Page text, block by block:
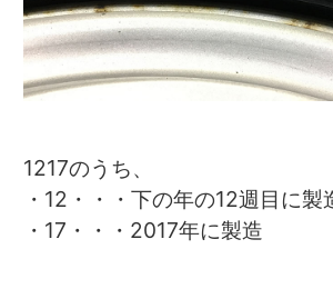
1217のうち、
・12・・・下の年の12週目に製
・17・・・2017年に製造